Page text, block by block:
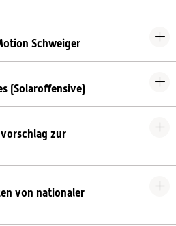
Schweiger
(Solaroffensive)
zur
von nationaler